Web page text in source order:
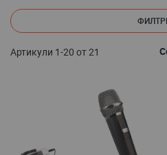
Артикули 1-20 от21